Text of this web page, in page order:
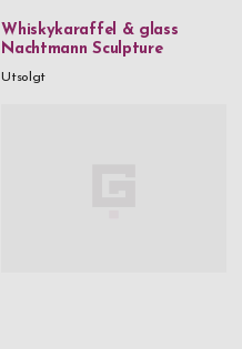
Whiskykaraffel & glass
Nachtmann Sculpture
Utsolgt